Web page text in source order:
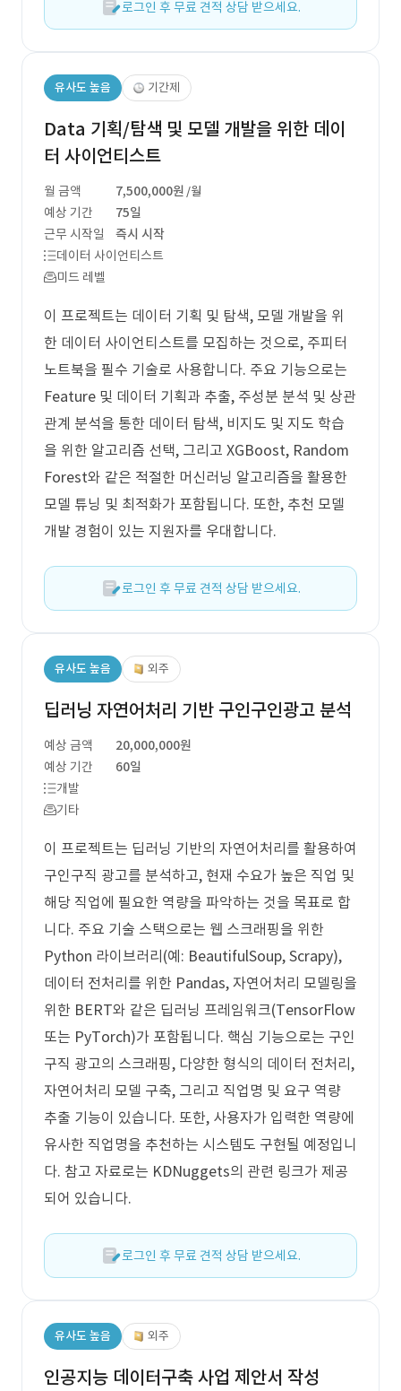
로그인 후 무료 견적 상담 받으세요.
유사도 높음 기간제
Data 기획/탐색 및 모델 개발을 위한 데이
터 사이언티스트
월 금액 7,500,000원 /월
예상 기간
75일
근무 시작일
즉시 시작
데이터 사이언티스트
미드 레벨
이 프로젝트는 데이터 기획 및 탐색, 모델 개발을 위
한 데이터 사이언티스트를 모집하는 것으로, 주피터
노트북을 필수 기술로 사용합니다. 주요 기능으로는
Feature 및 데이터 기획과 추출, 주성분 분석 및 상관
관계 분석을 통한 데이터 탐색, 비지도 및 지도 학습
을 위한 알고리즘 선택, 그리고 XGBoost, Random
Forest와 같은 적절한 머신러닝 알고리즘을 활용한
모델 튜닝 및 최적화가 포함됩니다. 또한, 추천 모델
개발 경험이 있는 지원자를 우대합니다.
로그인 후 무료 견적 상담 받으세요.
유사도 높음 외주
딥러닝 자연어처리 기반 구인구인광고 분석
예상 금액
20,000,000원
예상 기간
60일
개발
기타
이 프로젝트는 딥러닝 기반의 자연어처리를 활용하여
구인구직 광고를 분석하고, 현재 수요가 높은 직업 및
해당 직업에 필요한 역량을 파악하는 것을 목표로 합
니다. 주요 기술 스택으로는 웹 스크래핑을 위한
Python 라이브러리(예: BeautifulSoup, Scrapy),
데이터 전처리를 위한 Pandas, 자연어처리 모델링을
위한 BERT와 같은 딥러닝 프레임워크(TensorFlow
또는 PyTorch)가 포함됩니다. 핵심 기능으로는 구인
구직 광고의 스크래핑, 다양한 형식의 데이터 전처리,
자연어처리 모델 구축, 그리고 직업명 및 요구 역량
추출 기능이 있습니다. 또한, 사용자가 입력한 역량에
유사한 직업명을 추천하는 시스템도 구현될 예정입니
다. 참고 자료로는 KDNuggets의 관련 링크가 제공
되어 있습니다.
로그인 후 무료 견적 상담 받으세요.
유사도 높음 외주
인공지능 데이터구축 사업 제안서 작성